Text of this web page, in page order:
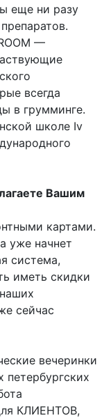
еще ни разу
—
всегда
в грумминге.
школе Iv
Вашим
картами.
уже начнет
система,
иметь скидки
сейчас
вечеринки
КЛИЕНТОВ,